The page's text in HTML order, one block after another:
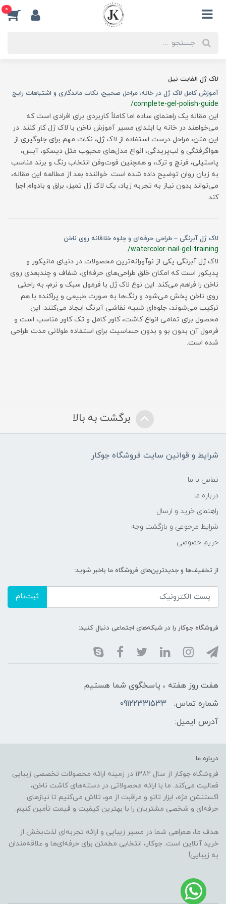
0
لاک ژل الفابت نیل
آموزش کامل لاک ژل در خانه؛ مراحل صحیح، نکات ماندگاری و اشتباهات رایج
/complete-gel-polish-guide
این مقاله یک راهنمای ساده اما کاملاً کاربردی برای افرادی است که
می‌خواهند در خانه یا ابتدای مسیر آموزش ناخن با لاک ژل کار کنند. در
این متن، مراحل درست استفاده از لاک ژل، نکات مهم برای جلوگیری از
هواگرفتگی و لب‌پریدگی، انواع مدل‌های محبوب مثل دیسکو، آیس،
پاستیلی، فرنچ و ترک، و همچنین فوت‌وفن انتخاب رنگ و برند مناسب
به زبان روان توضیح داده شده است. خواننده بعد از مطالعه این مقاله،
می‌تواند بدون نیاز به تجربه زیاد، یک لاک ژل تمیز، براق و بادوام اجرا
کند.
لاک ژل آبرنگی – طراحی حرفه‌ای و جلوه خلاقانه روی ناخن
/watercolor-nail-gel-training
لاک ژل آبرنگی یکی از نوآورانه‌ترین محصولات در دنیای مانیکور و
پدیکور است که امکان خلق طراحی‌های حرفه‌ای، شفاف و چندبعدی روی
ناخن را فراهم می‌کند. این نوع لاک ژل با فرمول سبک و نرم، به راحتی
روی ناخن پخش می‌شود و رنگ‌ها به صورت طبیعی و پراکنده با هم
ترکیب می‌شوند، جلوه‌ای شبیه نقاشی آبرنگ ایجاد می‌کنند. این
محصول برای تمامی انواع کاشت، کاور کامل و تک کاور مناسب است و
فرمول آن بدون بو و بدون حساسیت برای استفاده طولانی مدت طراحی
شده است.
برگشت به بالا
شرایط و قوانین سایت فروشگاه جوکار
تماس با ما
درباره ما
راهنمای خرید و ارسال
شرایط مرجوعی و بازگشت وجه
حریم خصوصی
از تخفیف‌ها و جدیدترین‌های فروشگاه ما باخبر شوید:
ثبت‌نام
فروشگاه جوکار را در شبکه‌های اجتماعی دنبال کنید:
هفت روز هفته ، پاسخگوی شما هستیم
شماره تماس:
09122331533
آدرس ایمیل:
درباره ما
فروشگاه جوکار از سال ۱۳۸۲ در زمینه ارائه محصولات تخصصی زیبایی
فعالیت می‌کند. ما با ارائه محصولاتی در دسته‌های کاشت ناخن،
اکستنشن مژه، ابزار تاتو و مراقبت از مو، تلاش می‌کنیم تا نیازهای
حرفه‌ای و شخصی مشتریان را با بهترین کیفیت و قیمت تأمین کنیم.
هدف ما، همراهی شما در مسیر زیبایی و ارائه تجربه‌ای لذت‌بخش از
خرید آنلاین است. جوکار، انتخابی مطمئن برای حرفه‌ای‌ها و علاقه‌مندان
به زیبایی!